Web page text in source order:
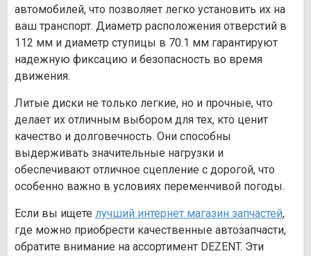
автомобилей, что позволяет легко установить их на
ваш транспорт. Диаметр расположения отверстий в
112 мм и диаметр ступицы в 70.1 мм гарантируют
надежную фиксацию и безопасность во время
движения.
Литые диски не только легкие, но и прочные, что
делает их отличным выбором для тех, кто ценит
качество и долговечность. Они способны
выдерживать значительные нагрузки и
обеспечивают отличное сцепление с дорогой, что
особенно важно в условиях переменчивой погоды.
Если вы ищете лучший интернет магазин запчастей,
где можно приобрести качественные автозапчасти,
обратите внимание на ассортимент DEZENT. Эти